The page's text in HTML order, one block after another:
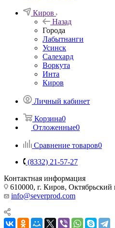
Киров
Назад
Города
Лабытнанги
Усинск
Салехард
Воркута
Инта
Киров
Личный кабинет
Корзина0
Отложенные0
Сравнение товаров0
(8332) 21-57-27
Контактная информация
610000, г. Киров, Октябрьский
info@severprod.com